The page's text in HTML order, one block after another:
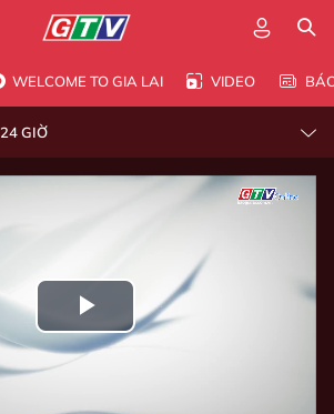
WELCOME TO GIA LAI VIDEO
24 GIỜ
Play